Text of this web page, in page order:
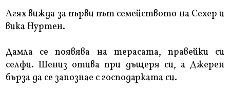
Агях вижда за първи път семейството на Сехер и
вика Нуртен.
Дамла се появява на терасата, правейки си
селфи. Шениз отива при дъщеря си, а Джерен
бърза да се запознае с господарката си.